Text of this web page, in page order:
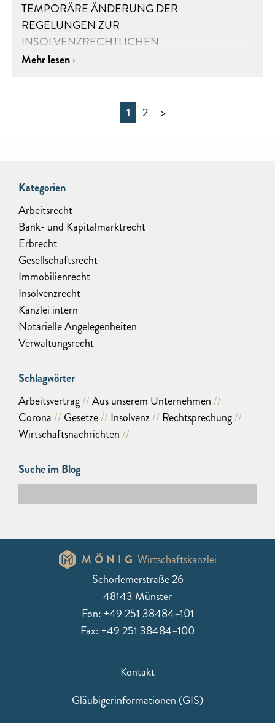
TEMPORÄRE ÄNDERUNG DER
REGELUNGEN ZUR
INSOLVENZRECHTLICHEN
ÜBERSCHULDUNG
Mehr lesen
1 2 >
Kategorien
Arbeitsrecht
Bank- und Kapitalmarktrecht
Erbrecht
Gesellschaftsrecht
Immobilienrecht
Insolvenzrecht
Kanzlei intern
Notarielle Angelegenheiten
Verwaltungsrecht
Schlagwörter
Arbeitsvertrag
Aus unserem Unternehmen
Corona
Gesetze Insolvenz
Rechtsprechung
Wirtschaftsnachrichten
Suche im Blog
MÖNIG Wirtschaftskanzlei
Schorlemerstraße 26
48143 Münster
Fon: +49 251 38484–101
Fax: +49 251 38484–100
Kontakt
Gläubigerinformationen (GIS)